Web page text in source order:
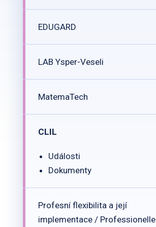
EDUGARD
LAB Ysper-Veseli
MatemaTech
CLIL
Události
Dokumenty
Profesní flexibilita a její
implementace / Professionelle